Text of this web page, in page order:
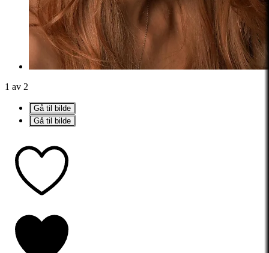
1 av 2
Gå til bilde
Gå til bilde